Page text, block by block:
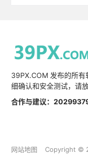
39PX.COM 发布的所
细确认和安全测试，请
合作与建议：
网站地图 Copyright ©